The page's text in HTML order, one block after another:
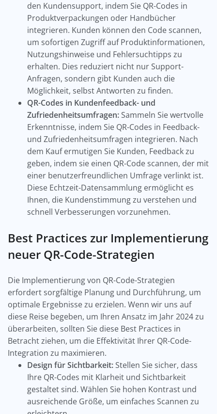
den Kundensupport, indem Sie QR-Codes in
Produktverpackungen oder Handbücher
integrieren. Kunden können den Code scannen,
um sofortigen Zugriff auf Produktinformationen,
Nutzungshinweise und Fehlersuchtipps zu
erhalten. Dies reduziert nicht nur Support-
Anfragen, sondern gibt Kunden auch die
Möglichkeit, selbst Antworten zu finden.
QR-Codes in Kundenfeedback- und
Zufriedenheitsumfragen: Sammeln Sie wertvolle
Erkenntnisse, indem Sie QR-Codes in Feedback-
und Zufriedenheitsumfragen integrieren. Nach
dem Kauf ermutigen Sie Kunden, Feedback zu
geben, indem sie einen QR-Code scannen, der mit
einer benutzerfreundlichen Umfrage verlinkt ist.
Diese Echtzeit-Datensammlung ermöglicht es
Ihnen, die Kundenstimmung zu verstehen und
schnell Verbesserungen vorzunehmen.
Best Practices zur Implementierung
neuer QR-Code-Strategien
Die Implementierung von QR-Code-Strategien
erfordert sorgfältige Planung und Durchführung, um
optimale Ergebnisse zu erzielen. Wenn wir uns auf
diese Reise begeben, um Ihren Ansatz im Jahr 2024 zu
überarbeiten, sollten Sie diese Best Practices in
Betracht ziehen, um die Effektivität Ihrer QR-Code-
Integration zu maximieren.
Design für Sichtbarkeit: Stellen Sie sicher, dass
Ihre QR-Codes mit Klarheit und Sichtbarkeit
gestaltet sind. Wählen Sie hohen Kontrast und
ausreichende Größe, um einfaches Scannen zu